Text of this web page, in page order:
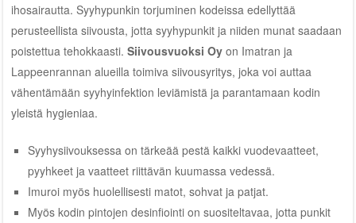
ihosairautta. Syyhypunkin torjuminen kodeissa edellyttää
perusteellista siivousta, jotta syyhypunkit ja niiden munat saadaan
poistettua tehokkaasti. Siivousvuoksi Oyon Imatran ja
Lappeenrannan alueilla toimiva siivousyritys, joka voi auttaa
vähentämään syyhyinfektion leviämistä ja parantamaan kodin
yleistä hygieniaa.
Syyhysiivouksessa on tärkeää pestä kaikki vuodevaatteet,
pyyhkeet ja vaatteet riittävän kuumassa vedessä.
Imuroi myös huolellisesti matot, sohvat ja patjat.
Myös kodin pintojen desinfiointi on suositeltavaa, jotta punkit